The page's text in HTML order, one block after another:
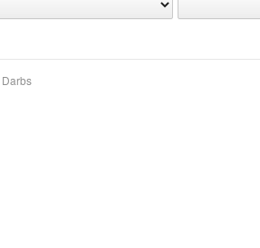
Darbs